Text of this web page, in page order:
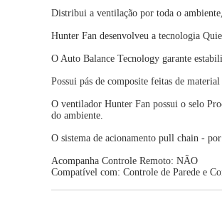
Distribui a ventilação por toda o
Hunter Fan desenvolveu a tecnologia
O Auto Balance Tecnology garante
Possui pás de composite feitas de
O ventilador Hunter Fan possui o selo
do ambiente.
O sistema de acionamento pull chain -
Acompanha Controle Remoto: NÃO
Compatível com: Controle de Parede e